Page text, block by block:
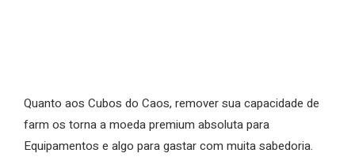
Quanto aos Cubos do Caos, remover sua capacidade de
farm os torna a moeda premium absoluta para
Equipamentos e algo para gastar com muita sabedoria.